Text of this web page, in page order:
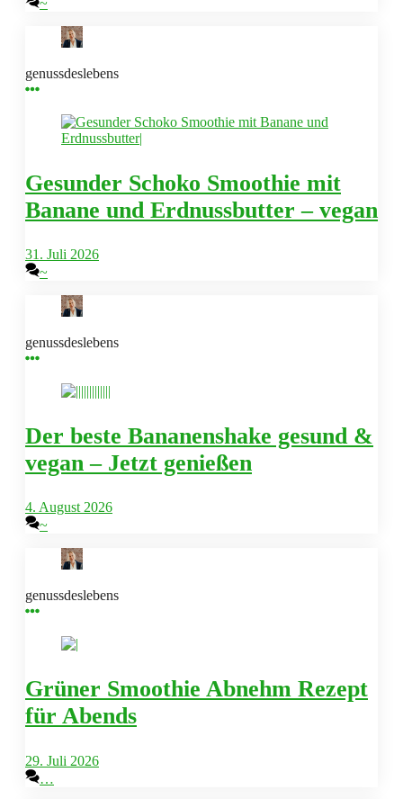
~
genussdeslebens
Gesunder Schoko Smoothie mit
Banane und Erdnussbutter – vegan
31. Juli 2026
~
genussdeslebens
Der beste Bananenshake gesund &
vegan – Jetzt genießen
4. August 2026
~
genussdeslebens
Grüner Smoothie Abnehm Rezept
für Abends
29. Juli 2026
…